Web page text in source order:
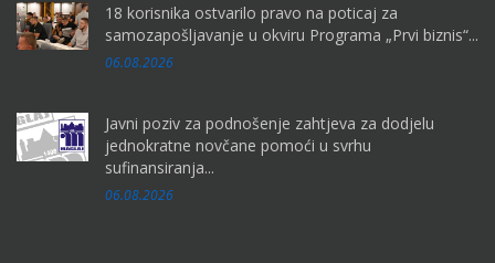
18 korisnika ostvarilo pravo na poticaj za
samozapošljavanje u okviru Programa „Prvi biznis“...
06.08.2026
Javni poziv za podnošenje zahtjeva za dodjelu
jednokratne novčane pomoći u svrhu
sufinansiranja...
06.08.2026